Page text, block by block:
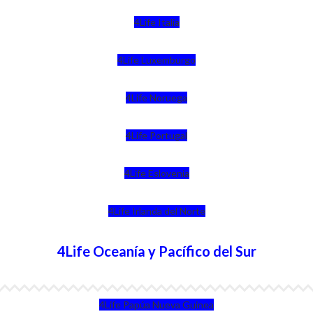
4Life Italia
4Life Luxemburgo
4Life Noruega
4Life Portugal
4Life Eslovenia
4Life Irlanda del Norte
4Life Oceanía y Pacífico del Sur
4Life Papúa Nueva Guinea